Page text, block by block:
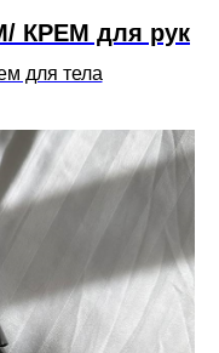
КРЕМ для рук
для тела